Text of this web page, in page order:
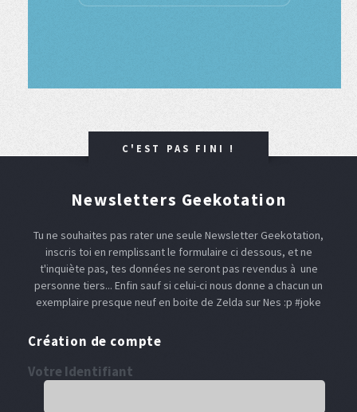
C'EST PAS FINI !
Newsletters Geekotation
Tu ne souhaites pas rater une seule Newsletter Geekotation,
inscris toi en remplissant le formulaire ci dessous, et ne
t'inquiète pas, tes données ne seront pas revendus à une
personne tiers... Enfin sauf si celui-ci nous donne a chacun un
exemplaire presque neuf en boite de Zelda sur Nes :p #joke
Création de compte
Votre Identifiant